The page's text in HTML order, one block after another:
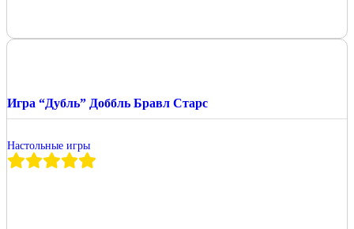
Игра “Дубль” Доббль Бравл Старс
Настольные игры